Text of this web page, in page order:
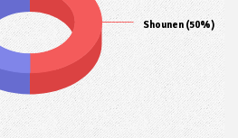
Shounen (50%)